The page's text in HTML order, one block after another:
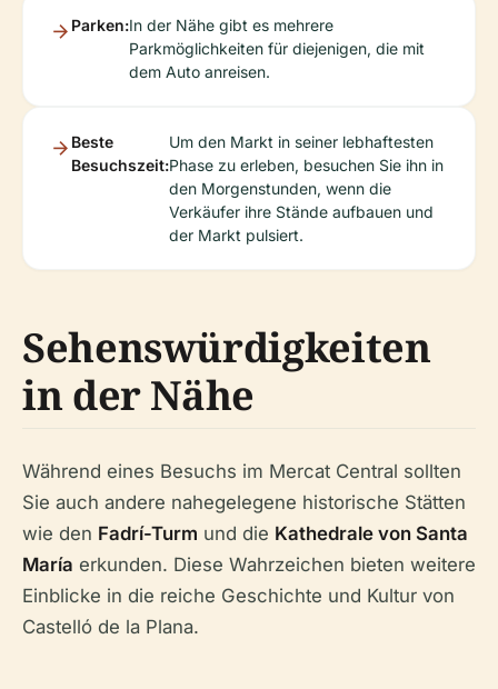
Parken:In der Nähe gibt es mehrere
Parkmöglichkeiten für diejenigen, die mit
dem Auto anreisen.
Beste
Besuchszeit:
Um den Markt in seiner lebhaftesten
Phase zu erleben, besuchen Sie ihn in
den Morgenstunden, wenn die
Verkäufer ihre Stände aufbauen und
der Markt pulsiert.
Sehenswürdigkeiten
in der Nähe
Während eines Besuchs im Mercat Central sollten
Sie auch andere nahegelegene historische Stätten
wie den Fadrí-Turm und die Kathedrale von Santa
María erkunden. Diese Wahrzeichen bieten weitere
Einblicke in die reiche Geschichte und Kultur von
Castelló de la Plana.